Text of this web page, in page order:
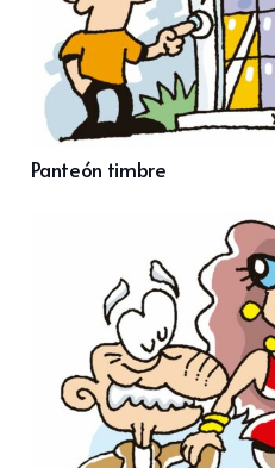
Panteón timbre